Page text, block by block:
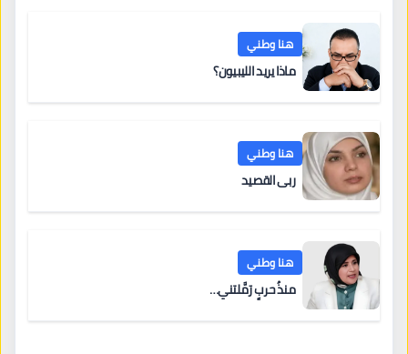
هنا وطني
ماذا يريد الليبيون؟
هنا وطني
ربى القصيد
هنا وطني
منذُ حربٍ رَمَّلتني…